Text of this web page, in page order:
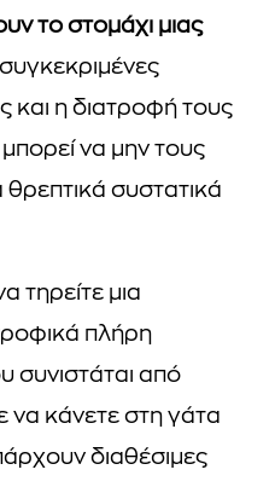
το στομάχι μιας
και η διατροφή τους
να μην τους
συστατικά
τηρείτε μια
πλήρη
συνιστάται από
να κάνετε στη γάτα
διαθέσιμες